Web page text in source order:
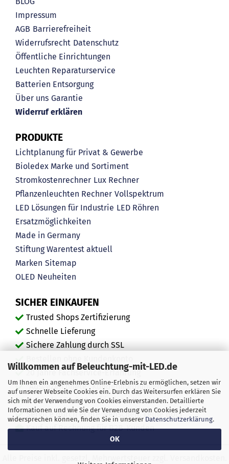
Willkommen auf Beleuchtung-mit-LED.de
Um Ihnen ein angenehmes Online-Erlebnis zu ermöglichen, setzen wir
auf unserer Webseite Cookies ein. Durch das Weitersurfen erklären Sie
sich mit der Verwendung von Cookies einverstanden. Detaillierte
Informationen und wie Sie der Verwendung von Cookies jederzeit
widersprechen können, finden Sie in unserer Datenschutzerklärung.
OK
Impressum
AGB Barrierefreiheit
Widerrufsrecht Datenschutz
Öffentliche Einrichtungen
Leuchten Reparaturservice
Batterien Entsorgung
Über uns Garantie
Widerruf erklären
PRODUKTE
Lichtplanung für Privat & Gewerbe
Bioledex Marke und Sortiment
Stromkostenrechner Lux Rechner
Pflanzenleuchten Rechner Vollspektrum
LED Lösungen für Industrie LED Röhren
Ersatzmöglichkeiten
Made in Germany
Stiftung Warentest aktuell
Marken Sitemap
OLED Neuheiten
SICHER EINKAUFEN
Trusted Shops Zertifizierung
Schnelle Lieferung
Sichere Zahlung durch SSL
20 Jahre Fachservice-Erfahrung
"Ausgezeichnete" Kundenmeinungen
Mehr als 450.000 zufriedene Kunden
Service durch echte Menschen, keine Bots
Kauf auf Rechnung für B2B-Kunden